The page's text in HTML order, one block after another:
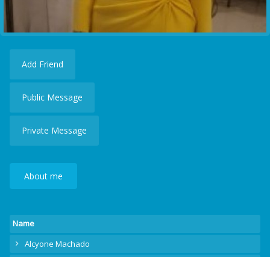
Add Friend
Public Message
Private Message
About me
Name
Alcyone Machado